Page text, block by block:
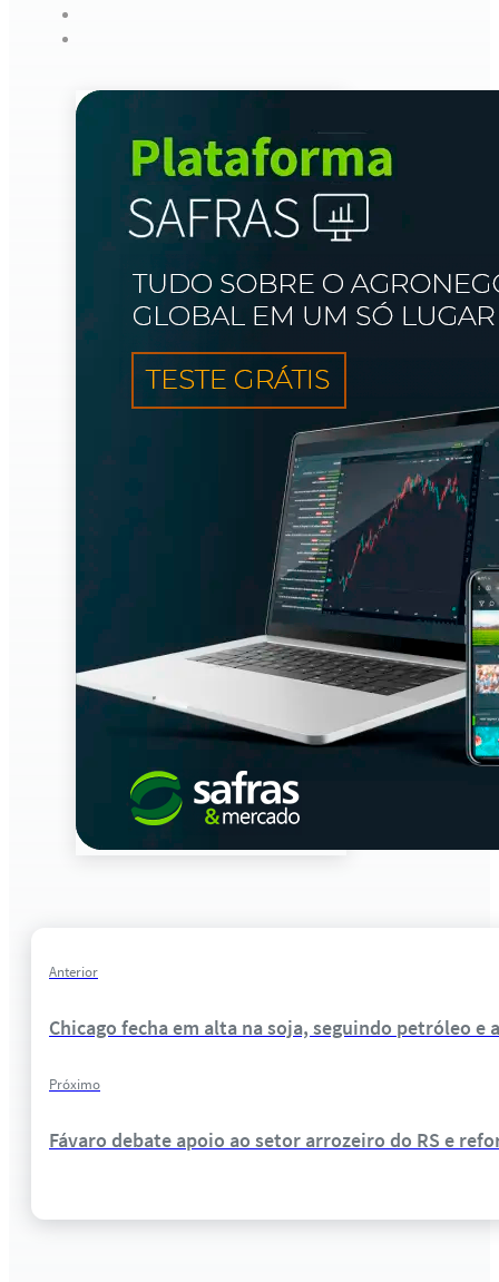
Anterior
Chicago fecha em alta na soja, seguindo petróleo e
Próximo
Fávaro debate apoio ao setor arrozeiro do RS e